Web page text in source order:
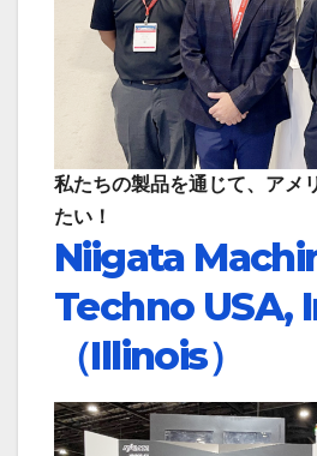
私たちの製品を通じて、アメ
たい！
Niigata
Techno USA,
（Illinois）